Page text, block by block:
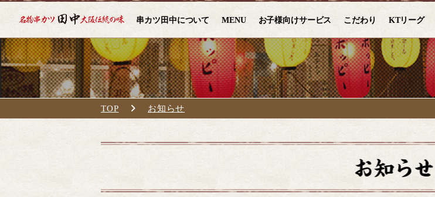
串カツ田中について MENU お子様向けサービス こだわり KTリーグ
TOP お知らせ